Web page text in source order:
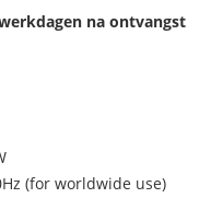
na ontvangst
(for worldwide use)